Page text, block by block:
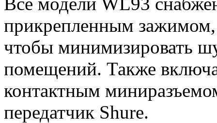
прикрепленным
чтобы минимизировать
помещений. Также
контактным
передатчик Shure.